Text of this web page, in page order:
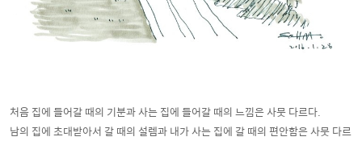
처음 집에 들어갈 때의 기분과 사는 집에 들어갈 때의 느낌은 사뭇 다르다.
남의 집에 초대받아서 갈 때의 설렘과 내가 사는 집에 갈 때의 편안함은 사뭇 다르